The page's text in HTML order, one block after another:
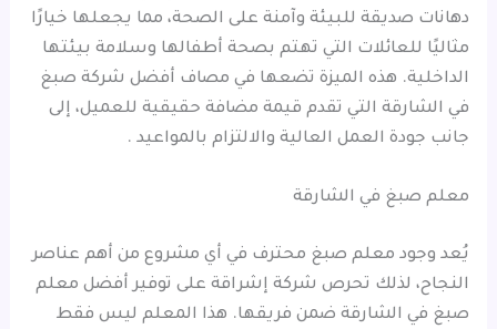
دهانات صديقة للبيئة وآمنة على الصحة، مما يجعلها خيارًا
مثاليًا للعائلات التي تهتم بصحة أطفالها وسلامة بيئتها
الداخلية. هذه الميزة تضعها في مصاف أفضل شركة صبغ
في الشارقة التي تقدم قيمة مضافة حقيقية للعميل، إلى
جانب جودة العمل العالية والالتزام بالمواعيد .
معلم صبغ في الشارقة
يُعد وجود معلم صبغ محترف في أي مشروع من أهم عناصر
النجاح، لذلك تحرص شركة إشراقة على توفير أفضل معلم
صبغ في الشارقة ضمن فريقها. هذا المعلم ليس فقط